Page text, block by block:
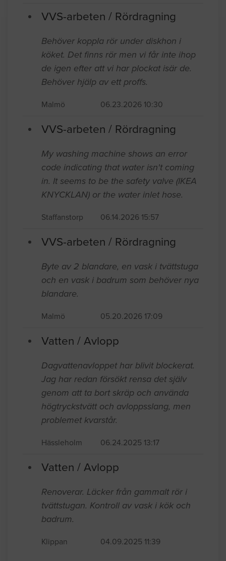
VVS-arbeten / Rördragning
Behöver koppla rör under diskhon i
köket. Det finns rör men vi får inte ihop
de igen efter att vi har plockat isär de.
Behöver hjälp av ett proffs.
Malmö 06.23.2026 10:30
VVS-arbeten / Rördragning
My washing machine shows an error
code indicating that water isn't coming
in. It seems to be the safety valve (IKEA
KNYCKLAN) or the water inlet hose.
Staffanstorp 06.14.2026 15:57
VVS-arbeten / Rördragning
Byte av 2 blandare, en vask i tvättstuga
och en vask i badrum som behöver nya
blandare.
Malmö 05.20.2026 17:09
Vatten / Avlopp
Dagvattenavloppet har blivit blockerat.
Jag har redan försökt rensa det själv
genom att ta bort skräp och använda
högtryckstvätt och avloppsslang, men
problemet kvarstår.
Hässleholm 06.24.2025 13:17
Vatten / Avlopp
Renoverar. Läcker från gammalt rör i
tvättstugan. Kontroll av vask i kök och
badrum.
Klippan 04.09.2025 11:39